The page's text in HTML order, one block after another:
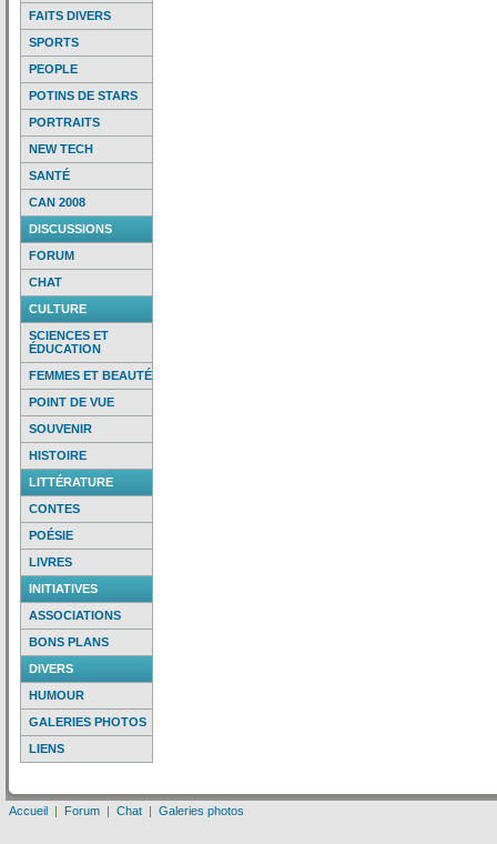
FAITS DIVERS
SPORTS
PEOPLE
POTINS DE STARS
PORTRAITS
NEW TECH
SANTÉ
CAN 2008
DISCUSSIONS
FORUM
CHAT
CULTURE
SCIENCES ET
ÉDUCATION
FEMMES ET BEAUTÉ
POINT DE VUE
SOUVENIR
HISTOIRE
LITTÉRATURE
CONTES
POÉSIE
LIVRES
INITIATIVES
ASSOCIATIONS
BONS PLANS
DIVERS
HUMOUR
GALERIES PHOTOS
LIENS
Accueil | Forum | Chat | Galeries photos